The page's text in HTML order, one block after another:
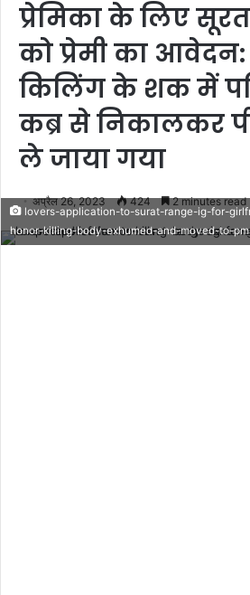
प्रेमिका के लिए
को प्रेमी का
किलिंग के शक में
कब्र से निकालकर
ले जाया गया
अप्रैल 26, 2023 424 2 minutes read
lovers-application-to-surat-range-ig-for-
honor-killing-body-exhumed-and-moved-to-pm